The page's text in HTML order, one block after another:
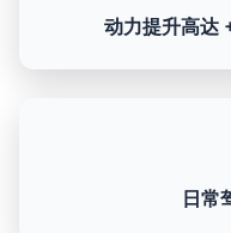
动力提升高达
日常